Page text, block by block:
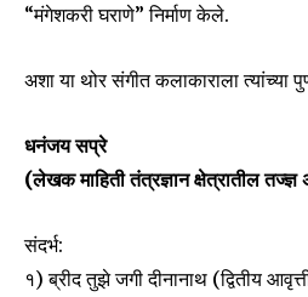
“मंगेशकरी घराणे” निर्माण केले.
अशा या थोर संगीत कलाकाराला त्यांच्या
धनंजय सप्रे
(लेखक माहिती तंत्रज्ञान क्षेत्रातील
संदर्भ:
१) ब्रीद तुझे जगी दीनानाथ (द्वितीय